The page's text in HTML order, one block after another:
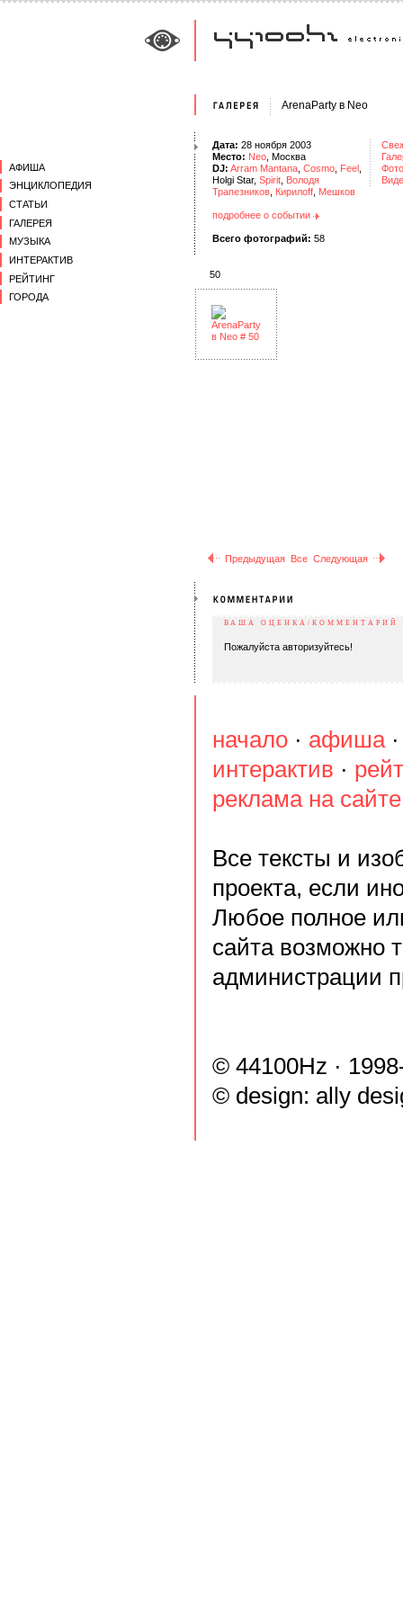
АФИША
ЭНЦИКЛОПЕДИЯ
СТАТЬИ
ГАЛЕРЕЯ
МУЗЫКА
ИНТЕРАКТИВ
РЕЙТИНГ
ГОРОДА
ArenaParty в Neo
Дата: 28 ноября 2003
Место: Neo , Москва
DJ: Arram Mantana Cosmo Feel
Holgi Star, Spirit Володя
Трапезников Кирилоff Мешков
подробнее о событии
Всего фотографий: 58
50
Предыдущая Все Следующая
ВАША ОЦЕНКА/КОММЕНТАРИЙ
Пожалуйста авторизуйтесь!
начало · афиша
интерактив ·
реклама на сайте
Все тексты и
проекта, если
Любое полное
сайта возможно
администрации
© 44100Hz ·
© design: ally